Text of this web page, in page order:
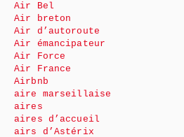
Air Bel
Air breton
Air d’autoroute
Air émancipateur
Air Force
Air France
Airbnb
aire marseillaise
aires
aires d’accueil
airs d’Astérix